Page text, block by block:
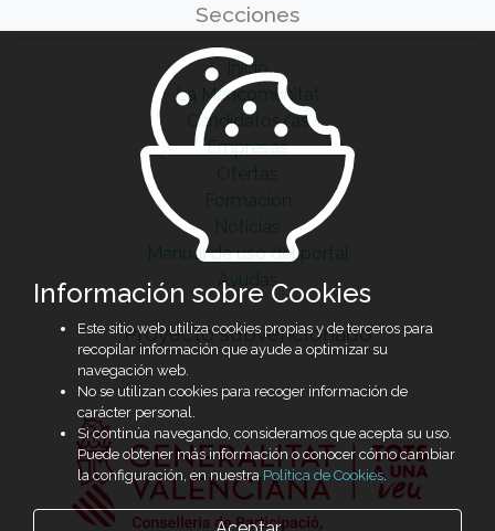
Secciones
Inicio
La Mancomunitat
Candidatos/as
Empresas
Ofertas
Formación
Noticias
Manual de uso del portal
Ayudas
Proyecto subvencionado
Información sobre Cookies
Este sitio web utiliza cookies propias y de terceros para
recopilar información que ayude a optimizar su
navegación web.
No se utilizan cookies para recoger información de
carácter personal.
Si continúa navegando, consideramos que acepta su uso.
Puede obtener más información o conocer cómo cambiar
la configuración, en nuestra Política de Cookies.